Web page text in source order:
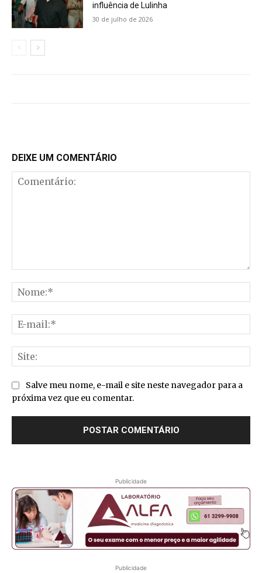
influência de Lulinha
30 de julho de 2026
DEIXE UM COMENTÁRIO
Salve meu nome, e-mail e site neste navegador para a
próxima vez que eu comentar.
Publicidade
Publicidade